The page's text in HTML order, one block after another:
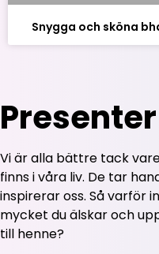
Snygga och sköna
Vi är alla bättre tack
finns i våra liv. De tar
inspirerar oss. Så varför
mycket du älskar och
till henne?